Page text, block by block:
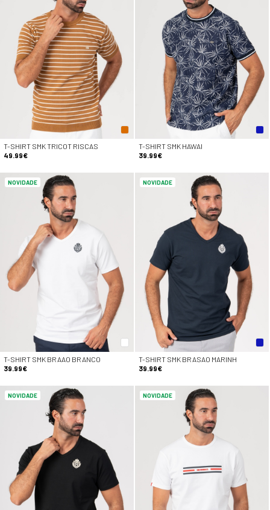
T-SHIRT SMK TRICOT RISCAS
49.99€
T-SHIRT SMK HAWAI
39.99€
NOVIDADE
T-SHIRT SMK BRAAO BRANCO
39.99€
NOVIDADE
T-SHIRT SMK BRASAO MARINH
39.99€
NOVIDADE NOVIDADE